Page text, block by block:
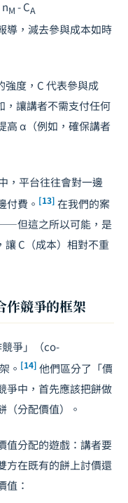
M - CA
導，減去參與成本如時
度，C 代表參與成
，讓講者不需支付任何
高 α（例如，確保講者
，平台往往會對一邊
付費。 [13] 在我們的案
但這之所以可能，是
讓 C（成本）相對不重
作競爭的框架
爭」（co-
。 [14] 他們區分了「價
爭中，首先應該把餅做
（分配價值）。
值分配的遊戲：講者要
方在既有的餅上討價還
值：